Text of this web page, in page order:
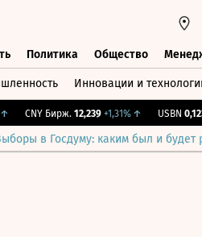
Политика Общество
Инновации и
CNY Бирж. 12,239 +1,31%↑ USBN 0,123
в Госдуму: каким был и будет